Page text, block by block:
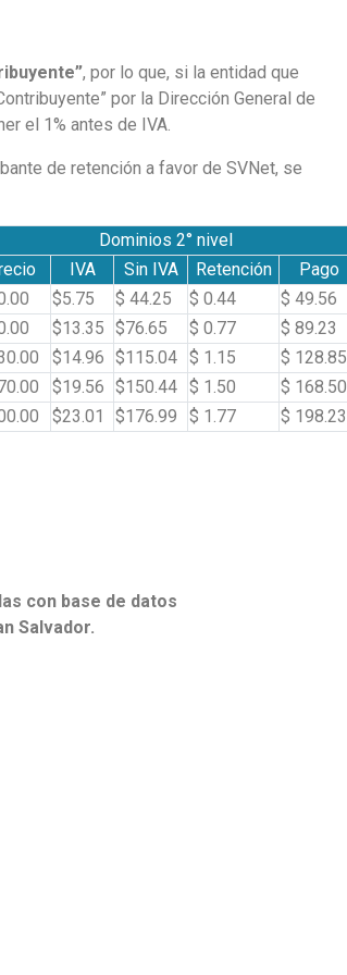
, por lo que, si la entidad que
por la Dirección General de
el 1% antes de IVA.
de retención a favor de SVNet, se
Dominios 2° nivel
IVA Sin IVA Retención
Pago
$5.75 $ 44.25 $ 0.44
$ 49.56
$13.35 $76.65 $ 0.77
$ 89.23
$14.96 $115.04 $ 1.15
$ 128.85
$19.56 $150.44 $ 1.50
$ 168.50
$23.01 $176.99 $ 1.77 $ 198.23
con base de datos
Salvador.